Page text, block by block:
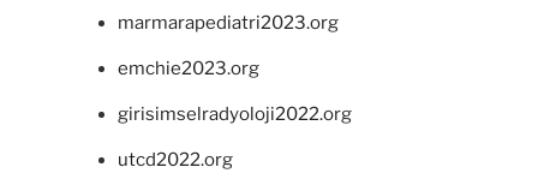
marmarapediatri2023.org
emchie2023.org
girisimselradyoloji2022.org
utcd2022.org